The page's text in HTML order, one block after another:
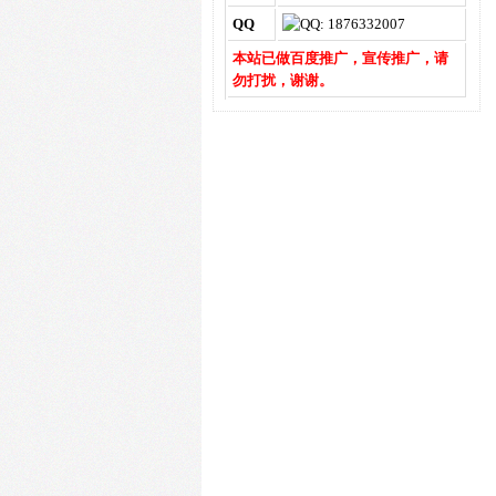
QQ
本站已做百度推广，宣传推广，请
勿打扰，谢谢。